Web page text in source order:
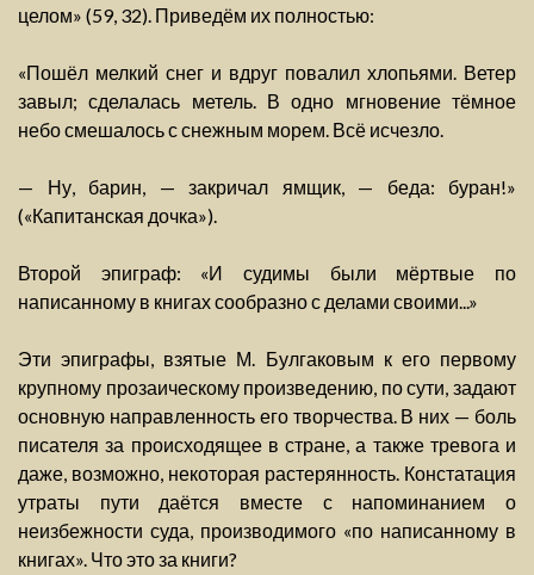
целом» (59, 32). Приведём их полностью:
«Пошёл мелкий снег и вдруг повалил хлопьями. Ветер
завыл; сделалась метель. В одно мгновение тёмное
небо смешалось с снежным морем. Всё исчезло.
— Ну, барин, — закричал ямщик, — беда: буран!»
(«Капитанская дочка»).
Второй эпиграф: «И судимы были мёртвые по
написанному в книгах сообразно с делами своими...»
Эти эпиграфы, взятые М. Булгаковым к его первому
крупному прозаическому произведению, по сути, задают
основную направленность его творчества. В них — боль
писателя за происходящее в стране, а также тревога и
даже, возможно, некоторая растерянность. Констатация
утраты пути даётся вместе с напоминанием о
неизбежности суда, производимого «по написанному в
книгах». Что это за книги?